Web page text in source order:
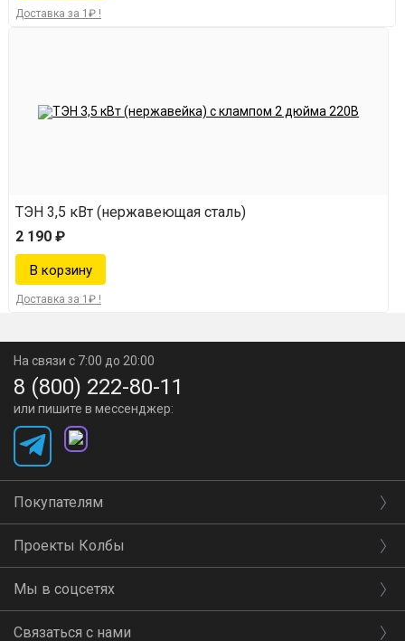
Доставка за 1₽ !
ТЭН 3,5 кВт (нержавеющая сталь)
2 190 ₽
Доставка за 1₽ !
На связи с 7:00 до 20:00
8 (800) 222-80-11
или пишите в мессенджер:
Покупателям
Проекты Колбы
Мы в соцсетях
Связаться с нами